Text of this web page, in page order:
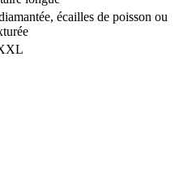
écailles de poisson ou